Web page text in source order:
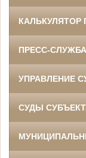
ПРЕСС-СЛУЖБА
УПРАВЛЕНИЕ
СУДЫ